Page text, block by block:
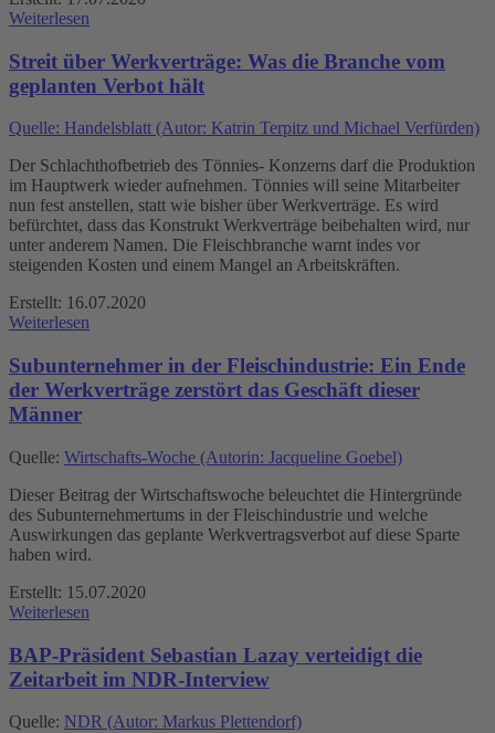
Weiterlesen
Streit über Werkverträge: Was die Branche vom
geplanten Verbot hält
Quelle: Handelsblatt (Autor: Katrin Terpitz und Michael Verfürden)
Der Schlachthofbetrieb des Tönnies- Konzerns darf die Produktion
im Hauptwerk wieder aufnehmen. Tönnies will seine Mitarbeiter
nun fest anstellen, statt wie bisher über Werkverträge. Es wird
befürchtet, dass das Konstrukt Werkverträge beibehalten wird, nur
unter anderem Namen. Die Fleischbranche warnt indes vor
steigenden Kosten und einem Mangel an Arbeitskräften.
Erstellt: 16.07.2020
Weiterlesen
Subunternehmer in der Fleischindustrie: Ein Ende
der Werkverträge zerstört das Geschäft dieser
Männer
Quelle: Wirtschafts-Woche (Autorin: Jacqueline Goebel)
Dieser Beitrag der Wirtschaftswoche beleuchtet die Hintergründe
des Subunternehmertums in der Fleischindustrie und welche
Auswirkungen das geplante Werkvertragsverbot auf diese Sparte
haben wird.
Erstellt: 15.07.2020
Weiterlesen
BAP-Präsident Sebastian Lazay verteidigt die
Zeitarbeit im NDR-Interview
Quelle: NDR (Autor: Markus Plettendorf)